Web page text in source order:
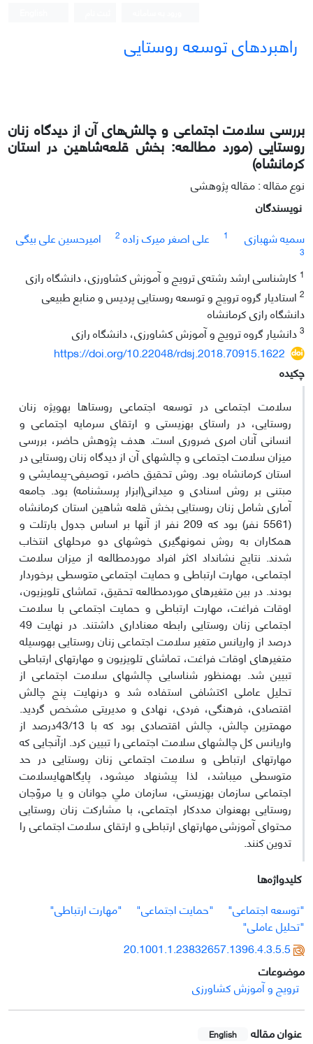
راهبردهای توسعه روستایی
بررسی سلامت اجتماعی و چالش‌های آن از دیدگاه زنان
روستایی (مورد مطالعه: بخش قلعه‌شاهین در استان
کرمانشاه)
نوع مقاله : مقاله پژوهشی
نویسندگان
سمیه شهبازی
1 علی اصغر میرک زاده 2 امیرحسین علی بیگی
3
1 کارشناسی ارشد رشته‌ی ترویج و آموزش کشاورزی، دانشگاه رازی
2 استادیار گروه ترویج و توسعه روستایی پردیس و منابع طبیعی
دانشگاه رازی کرمانشاه
3دانشیار گروه ترویج و آموزش کشاورزی، دانشگاه رازی
https://doi.org/10.22048/rdsj.2018.70915.1622
چکیده
سلامت اجتماعی در توسعه­ اجتماعی روستاها به­ویژه زنان
روستایی، در راستای بهزیستی و ارتقای سرمایه اجتماعی و
انسانی آنان امری ضروری است. هدف پژوهش حاضر، بررسی
میزان سلامت اجتماعی و چالش­های آن از دیدگاه زنان روستایی در
استان کرمانشاه بود. روش تحقیق حاضر، توصیفی-پیمایشی و
مبتنی بر روش اسنادی و میدانی(ابزار پرسشنامه) بود. جامعه
آماری شامل زنان روستایی بخش قلعه شاهین استان کرمانشاه
(5561 نفر) بود که 209 نفر از آن­ها بر اساس جدول بارتلت و
همکاران به روش نمونه­گیری خوشه­ای دو مرحله­ای انتخاب
شدند. نتایج نشان­داد اکثر افراد موردمطالعه از میزان سلامت
اجتماعی، مهارت ارتباطی و حمایت اجتماعی متوسطی برخوردار
بودند. در بین متغیرهای موردمطالعه­ تحقیق، تماشای تلویزیون،
اوقات فراغت، مهارت ارتباطی و حمایت اجتماعی با سلامت
اجتماعی زنان روستایی رابطه معناداری داشتند. در نهایت 49
درصد از واریانس متغیر سلامت اجتماعی زنان روستایی به­و­سیله
متغیرهای اوقات فراغت، تماشای تلویزیون و مهارت­های ارتباطی
تبیین شد. به­منظور شناسایی چالش­های سلامت اجتماعی از
تحلیل عاملی اکتشافی استفاده شد و درنهایت پنج چالش
اقتصادی، فرهنگی، فردی، نهادی و مدیریتی مشخص گردید.
مهم­ترین چالش، چالش اقتصادی بود که با 43/13درصد از
واریانس کل چالش­های سلامت اجتماعی را تبیین کرد. ازآن­جایی که
مهارت­های ارتباطی و سلامت اجتماعی زنان روستایی در حد
متوسطی می­باشد، لذا پیشنهاد می­شود، پایگاه­های­سلامت
اجتماعی سازمان بهزیستی، سازمان ﻣﻠﻲ ﺟﻮﺍﻧﺎﻥ و یا مروّجان
روستایی به­عنوان مددکار اجتماعی، با مشارکت زنان روستایی
محتوای آموزشی مهارت­های ارتباطی و ارتقای سلامت اجتماعی را
تدوین کنند.
کلیدواژه‌ها
"توسعه اجتماعی"
"حمایت اجتماعی"
"مهارت ارتباطی"
"تحلیل عاملی"
20.1001.1.23832657.1396.4.3.5.5
موضوعات
ترویج و آموزش کشاورزی
عنوان مقاله English